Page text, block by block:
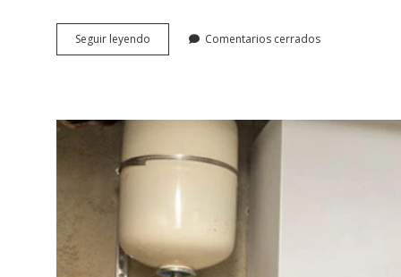
Seguir leyendo <strong>Cómo
reparar
bajada
obras
fácil</strong>
Comentarios cerrados